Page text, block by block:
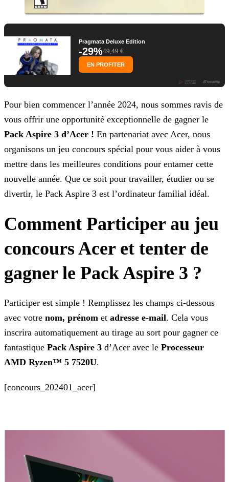
Pragmata Deluxe Edition
-29%49,49 €
EN PROFITER
Pour bien commencer l’année 2024, nous sommes ravis de
vous offrir une opportunité exceptionnelle de gagner le
Pack Aspire 3 d’Acer ! En partenariat avec Acer, nous
organisons un jeu concours spécial pour vous aider à vous
mettre dans les meilleures conditions pour entamer cette
nouvelle année. Que ce soit pour travailler, étudier ou se
divertir, le Pack Aspire 3 est l’ordinateur familial idéal.
Comment Participer au jeu
concours Acer et tenter de
gagner le Pack Aspire 3 ?
Participer est simple ! Remplissez les champs ci-dessous
avec votre nom, prénom et adresse e-mail. Cela vous
inscrira automatiquement au tirage au sort pour gagner ce
fantastique Pack Aspire 3 d’Acer avec le Processeur
AMD Ryzen™ 5 7520U.
[concours_202401_acer]